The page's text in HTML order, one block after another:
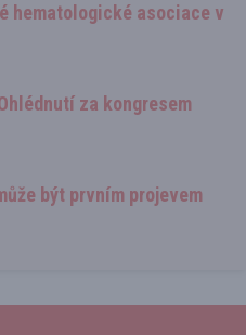
hematologické asociace v
za kongresem
být prvním projevem